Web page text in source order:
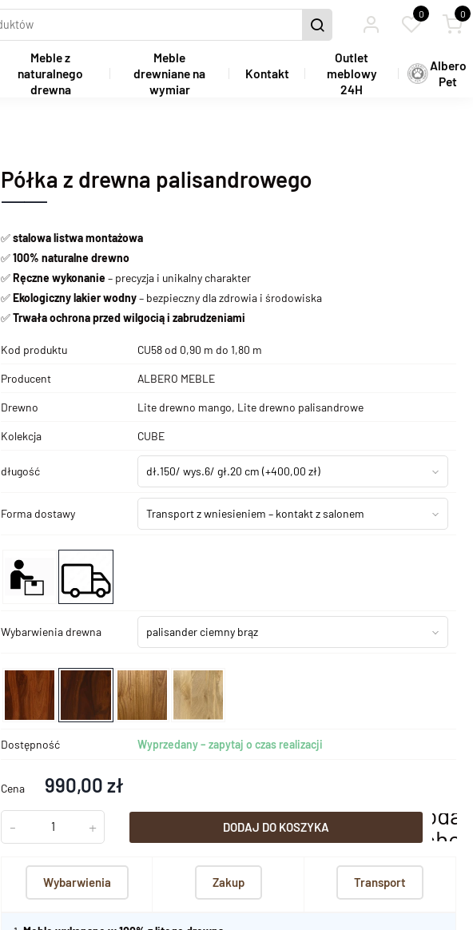
0 0
Meble z
naturalnego
drewna
Meble
drewniane na
wymiar
Kontakt
Outlet
meblowy
24H
Albero
Pet
Półka z drewna palisandrowego
✅stalowa listwamontażowa
✅100% naturalne drewno
✅Ręczne wykonanie – precyzja i unikalny charakter
✅Ekologiczny lakier wodny– bezpieczny dla zdrowia i środowiska
✅Trwała ochrona przed wilgocią i zabrudzeniami
Kod produktu CU58 od 0,90 m do 1,80 m
Producent ALBERO MEBLE
Drewno Lite drewno mango, Lite drewno palisandrowe
Kolekcja CUBE
długość dł.150/ wys.6/ gł.20 cm(+400,00 zł)
Forma dostawy Transport z wniesieniem – kontakt z salonem
Wybarwienia drewna palisander ciemny brąz
Dostępność Wyprzedany – zapytaj o czas realizacji
Cena 990,00 zł
- + DODAJ DO KOSZYKA
dodaj
Wybarwienia Zakup Transport